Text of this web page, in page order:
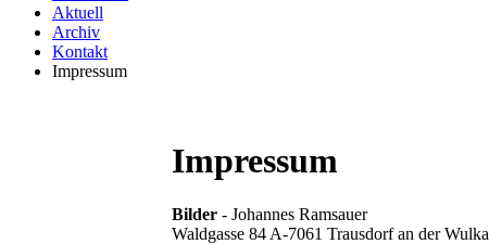
Aktuell
Archiv
Kontakt
Impressum
Impressum
Bilder - Johannes Ramsauer
Waldgasse 84 A-7061 Trausdorf an der Wulka